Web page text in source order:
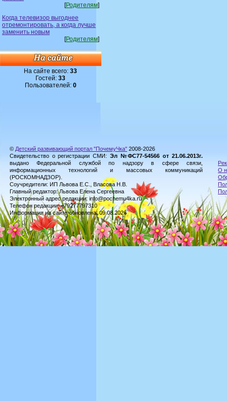
[Родителям]
Когда телевизор выгоднее
отремонтировать, а когда лучше
заменить новым
[Родителям]
На сайте всего:33
Гостей:33
Пользователей: 0
© Детский развивающий портал "ПочемуЧка" 2008-2026
Свидетельство о регистрации СМИ: Эл №ФС77-54566 от 21.06.2013г.
выдано Федеральной службой по надзору в сфере связи,
информационных технологий и массовых коммуникаций
(РОСКОМНАДЗОР).
Соучредители: ИП Львова Е.С., Власова Н.В.
Главный редактор: Львова Елена Сергеевна
Электронный адрес редакции: info@pochemu4ka.ru
Телефон редакции: +79277797310
Информация на сайте обновлена: 09.08.2026
О